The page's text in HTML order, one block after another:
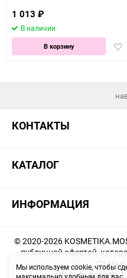
Мы используем cookie, чтобы
1 013 ₽
В наличии
В корзину
КОНТАКТЫ
КАТАЛОГ
ИНФОРМАЦИЯ
© 2020-2026
публичной офертой,
Статьи
ИП Гафарова Ю.